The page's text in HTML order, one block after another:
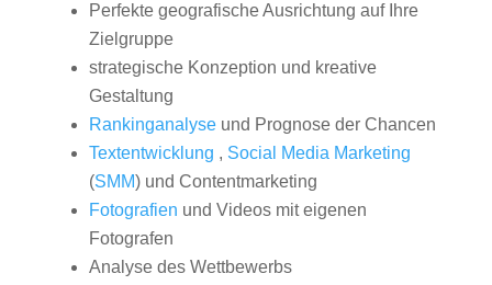
Perfekte geografische Ausrichtung auf Ihre
Zielgruppe
strategische Konzeption und kreative
Gestaltung
Rankinganalyseund Prognose der Chancen
Textentwicklung , Social Media Marketing
(SMM) und Contentmarketing
Fotografien und Videos mit eigenen
Fotografen
Analyse des Wettbewerbs